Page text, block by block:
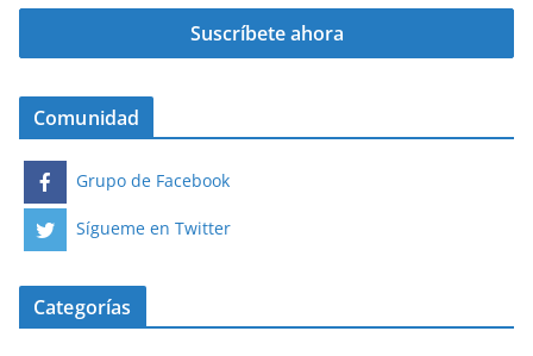
Comunidad
Grupo de Facebook
Sígueme en Twitter
Categorías